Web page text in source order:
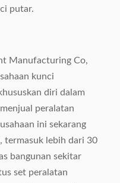
putar.
Manufacturing Co,
kunci
diri dalam
peralatan
ini sekarang
termasuk lebih dari 30
bangunan sekitar
set peralatan